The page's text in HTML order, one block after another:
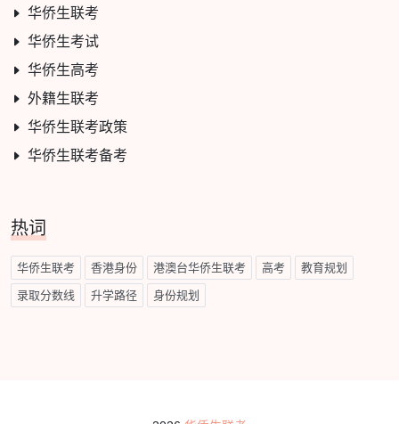
华侨生联考
华侨生考试
华侨生高考
外籍生联考
华侨生联考政策
华侨生联考备考
热词
华侨生联考 香港身份 港澳台华侨生联考 高考 教育规划
录取分数线 升学路径 身份规划